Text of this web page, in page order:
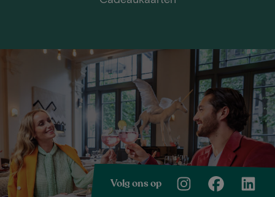
Volg ons op